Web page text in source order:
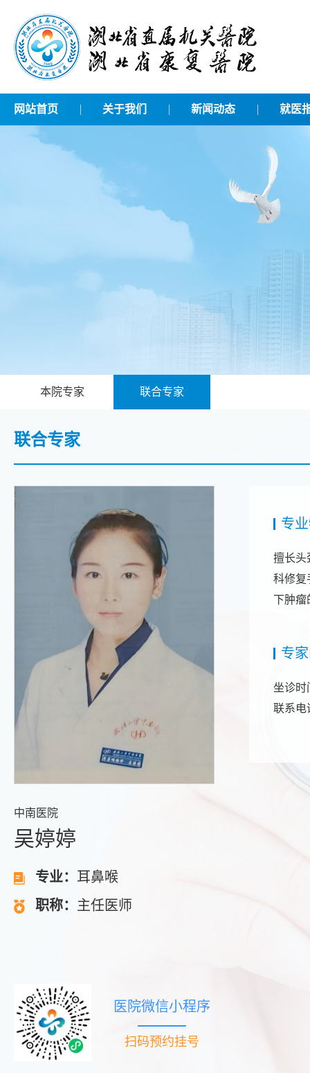
网站首页 关于我们 新闻动态 就医
本院专家 联合专家
联合专家
中南医院
吴婷婷
专业： 耳鼻喉
职称： 主任医师
医院微信小程序
扫码预约挂号
专
擅长头
科修复
下肿瘤
专
坐诊时
联系电